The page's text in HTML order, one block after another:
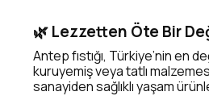
🌿 Lezzetten Öte Bir
Antep fıstığı, Türkiye’nin en
kuruyemiş veya tatlı
sanayiden sağlıklı yaşam